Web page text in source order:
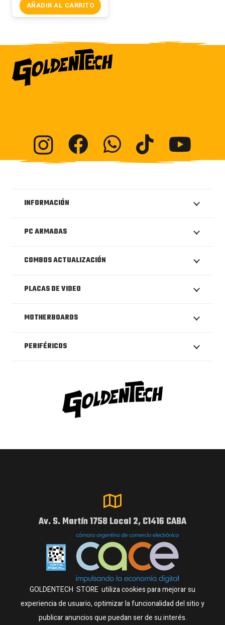
AÑADIR AL CARRITO
INFORMACIÓN
PC ARMADAS
COMBOS ACTUALIZACIÓN
PLACAS DE VIDEO
MOTHERBOARDS
PERIFÉRICOS
Av. S. Martín 1758 Local 2, C1416 CABA
GOLDENTECH STORE utiliza cookies para mejorar su
experiencia de usuario, optimizar la funcionalidad del sitio y
publicar anuncios que puedan ser de su interés.